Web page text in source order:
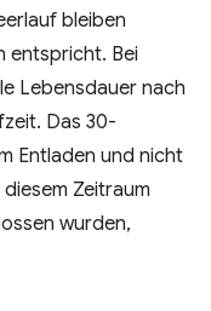
bleiben
entspricht. Bei
Lebensdauer nach
Das 30-
Entladen und nicht
Zeitraum
wurden,